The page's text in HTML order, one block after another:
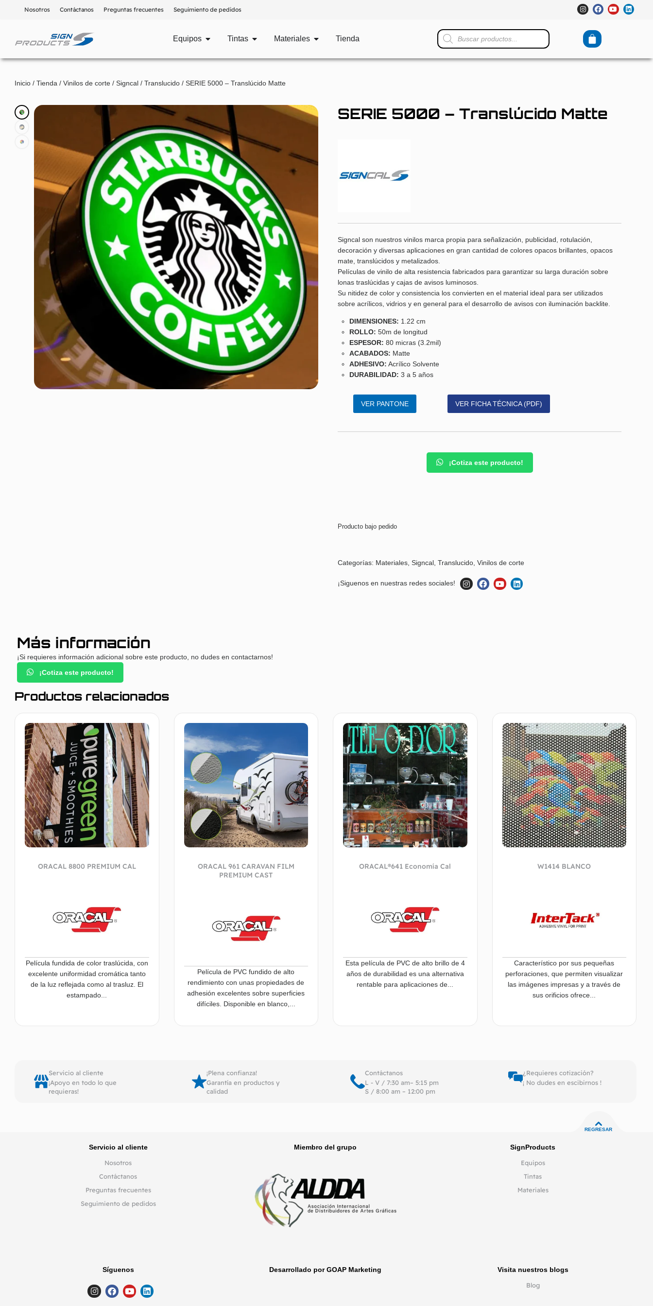
Nosotros Contáctanos Preguntas frecuentes Seguimiento de pedidos
Equipos Tintas Materiales Tienda
Inicio / Tienda / Vinilos de corte / Signcal / Translucido / SERIE 5000 – Translúcido Matte
SERIE 5000 – Translúcido Matte
Signcal son nuestros vinilos marca propia para señalización, publicidad, rotulación,
decoración y diversas aplicaciones en gran cantidad de colores opacos brillantes, opacos
mate, translúcidos y metalizados.
Películas de vinilo de alta resistencia fabricados para garantizar su larga duración sobre
lonas traslúcidas y cajas de avisos luminosos.
Su nitidez de color y consistencia los convierten en el material ideal para ser utilizados
sobre acrílicos, vidrios y en general para el desarrollo de avisos con iluminación backlite.
DIMENSIONES: 1.22 cm
ROLLO: 50m de longitud
ESPESOR: 80 micras (3.2mil)
ACABADOS: Matte
ADHESIVO: Acrílico Solvente
DURABILIDAD: 3 a 5 años
VER PANTONE VER FICHA TÉCNICA (PDF)
¡Cotiza este producto!
Producto bajo pedido
Categorías: Materiales ,Signcal ,Translucido ,Vinilos de corte
¡Siguenos en nuestras redes sociales!
Más información
¡Si requieres información adicional sobre este producto, no dudes en contactarnos!
¡Cotiza este producto!
Productos relacionados
ORACAL 8800 PREMIUM CAL
Película fundida de color traslúcida, con
excelente uniformidad cromática tanto
de la luz reflejada como al trasluz. El
estampado...
ORACAL 961 CARAVAN FILM
PREMIUM CAST
Película de PVC fundido de alto
rendimiento con unas propiedades de
adhesión excelentes sobre superficies
difíciles. Disponible en blanco,...
ORACAL®641 Economía Cal
Esta película de PVC de alto brillo de 4
años de durabilidad es una alternativa
rentable para aplicaciones de...
W1414 BLANCO
Característico por sus pequeñas
perforaciones, que permiten visualizar
las imágenes impresas y a través de
sus orificios ofrece...
Servicio al cliente
¡Apoyo en todo lo que
requieras!
¡Plena confianza!
Garantía en productos y
calidad
Contáctanos
L - V / 7:30 am– 5:15 pm
S / 8:00 am – 12:00 pm
¿Requieres cotización?
¡ No dudes en escibirnos !
REGRESAR
Servicio al cliente
Nosotros
Contáctanos
Preguntas frecuentes
Seguimiento de pedidos
Miembro del grupo
SignProducts
Equipos
Tintas
Materiales
Síguenos Desarrollado por GOAP Marketing
Visita nuestros blogs
Blog